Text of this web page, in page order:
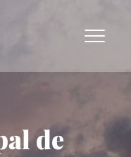
de